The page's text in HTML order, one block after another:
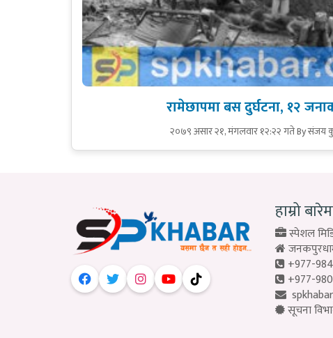
रामेछापमा बस दुर्घटना, १२
२०७९ असार २१, मंगलवार १२:२२ गतेBy संजय
हाम्रो
स्पेशल
+977-
+977-
सूचना